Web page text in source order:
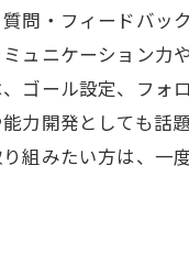
問・フィードバッ
ュニケーション力
ゴール設定、フォ
力開発としても話
組みたい方は、一